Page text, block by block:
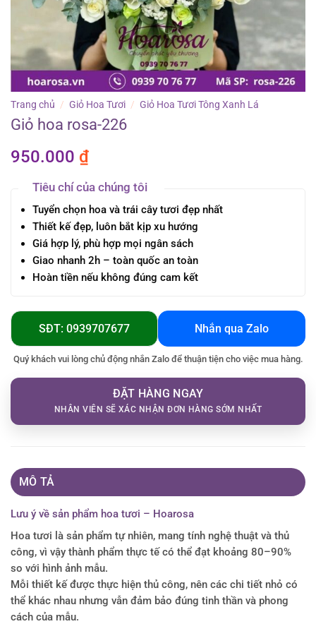
Trang chủ / Giỏ Hoa Tươi / Giỏ Hoa Tươi Tông Xanh Lá
Giỏ hoa rosa-226
950.000 ₫
Tiêu chí của chúng tôi
Tuyển chọn hoa và trái cây tươi đẹp nhất
Thiết kế đẹp, luôn bắt kịp xu hướng
Giá hợp lý, phù hợp mọi ngân sách
Giao nhanh 2h – toàn quốc an toàn
Hoàn tiền nếu không đúng cam kết
SĐT: 0939707677 Nhắn qua Zalo
Quý khách vui lòng chủ động nhắn Zalo để thuận tiện cho việc mua hàng.
ĐẶT HÀNG NGAY
NHÂN VIÊN SẼ XÁC NHẬN ĐƠN HÀNG SỚM NHẤT
MÔ TẢ
Lưu ý về sản phẩm hoa tươi – Hoarosa
Hoa tươi là sản phẩm tự nhiên, mang tính nghệ thuật và thủ
công, vì vậy thành phẩm thực tế có thể đạt khoảng 80–90%
so với hình ảnh mẫu.
Mỗi thiết kế được thực hiện thủ công, nên các chi tiết nhỏ có
thể khác nhau nhưng vẫn đảm bảo đúng tinh thần và phong
cách của mẫu.